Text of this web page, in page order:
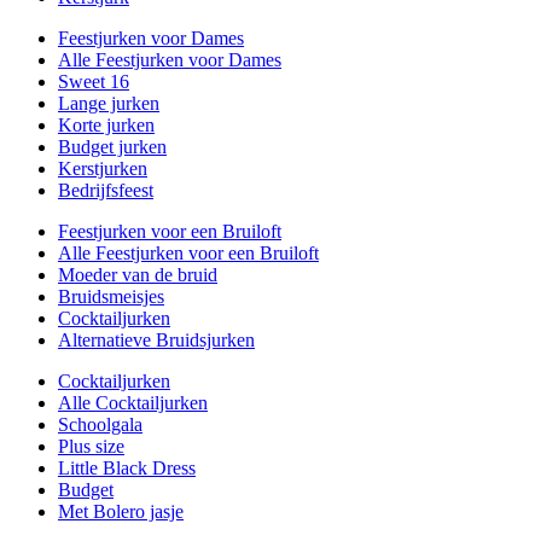
Feestjurken voor Dames
Alle Feestjurken voor Dames
Sweet 16
Lange jurken
Korte jurken
Budget jurken
Kerstjurken
Bedrijfsfeest
Feestjurken voor een Bruiloft
Alle Feestjurken voor een Bruiloft
Moeder van de bruid
Bruidsmeisjes
Cocktailjurken
Alternatieve Bruidsjurken
Cocktailjurken
Alle Cocktailjurken
Schoolgala
Plus size
Little Black Dress
Budget
Met Bolero jasje